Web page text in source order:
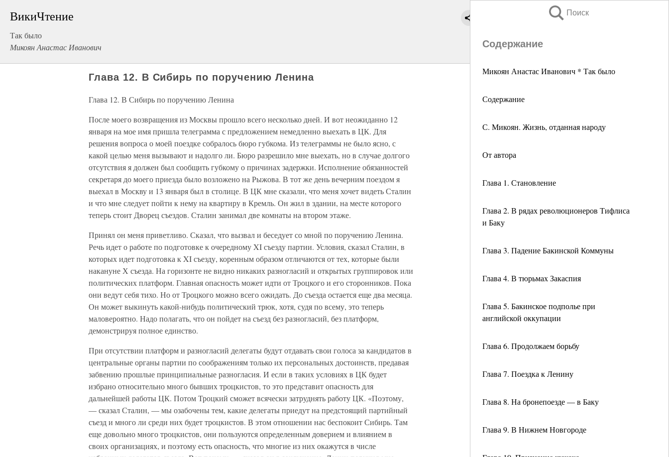
ВикиЧтение
Так было
Микоян Анастас Иванович
Поиск
Содержание
Микоян Анастас Иванович * Так было
Содержание
С. Микоян. Жизнь, отданная народу
От автора
Глава 1. Становление
Глава 2. В рядах революционеров Тифлиса
и Баку
Глава 3. Падение Бакинской Коммуны
Глава 4. В тюрьмах Закаспия
Глава 5. Бакинское подполье при
английской оккупации
Глава 6. Продолжаем борьбу
Глава 7. Поездка к Ленину
Глава 8. На бронепоезде — в Баку
Глава 9. В Нижнем Новгороде
Глава 12. В Сибирь по поручению Ленина
Глава 12. В Сибирь по поручению Ленина
После моего возвращения из Москвы прошло всего несколько дней. И вот неожиданно 12
января на мое имя пришла телеграмма с предложением немедленно выехать в ЦК. Для
решения вопроса о моей поездке собралось бюро губкома. Из телеграммы не было ясно, с
какой целью меня вызывают и надолго ли. Бюро разрешило мне выехать, но в случае долгого
отсутствия я должен был сообщить губкому о причинах задержки. Исполнение обязанностей
секретаря до моего приезда было возложено на Рыжова. В тот же день вечерним поездом я
выехал в Москву и 13 января был в столице. В ЦК мне сказали, что меня хочет видеть Сталин
и что мне следует пойти к нему на квартиру в Кремль. Он жил в здании, на месте которого
теперь стоит Дворец съездов. Сталин занимал две комнаты на втором этаже.
Принял он меня приветливо. Сказал, что вызвал и беседует со мной по поручению Ленина.
Речь идет о работе по подготовке к очередному XI съезду партии. Условия, сказал Сталин, в
которых идет подготовка к XI съезду, коренным образом отличаются от тех, которые были
накануне Х съезда. На горизонте не видно никаких разногласий и открытых группировок или
политических платформ. Главная опасность может идти от Троцкого и его сторонников. Пока
они ведут себя тихо. Но от Троцкого можно всего ожидать. До съезда остается еще два месяца.
Он может выкинуть какой-нибудь политический трюк, хотя, судя по всему, это теперь
маловероятно. Надо полагать, что он пойдет на съезд без разногласий, без платформ,
демонстрируя полное единство.
При отсутствии платформ и разногласий делегаты будут отдавать свои голоса за кандидатов в
центральные органы партии по соображениям только их персональных достоинств, предавая
забвению прошлые принципиальные разногласия. И если в таких условиях в ЦК будет
избрано относительно много бывших троцкистов, то это представит опасность для
дальнейшей работы ЦК. Потом Троцкий сможет всячески затруднять работу ЦК. «Поэтому,
— сказал Сталин, — мы озабочены тем, какие делегаты приедут на предстоящий партийный
съезд и много ли среди них будет троцкистов. В этом отношении нас беспокоит Сибирь. Там
еще довольно много троцкистов, они пользуются определенным доверием и влиянием в
своих организациях, и поэтому есть опасность, что многие из них окажутся в числе